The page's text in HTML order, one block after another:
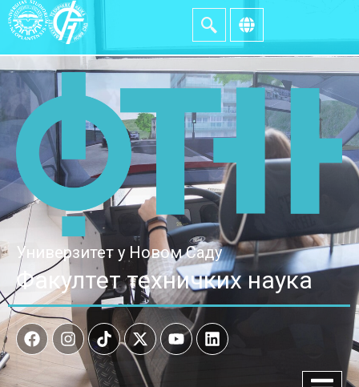
Универзитет у Новом Саду
Факултет техничких наука